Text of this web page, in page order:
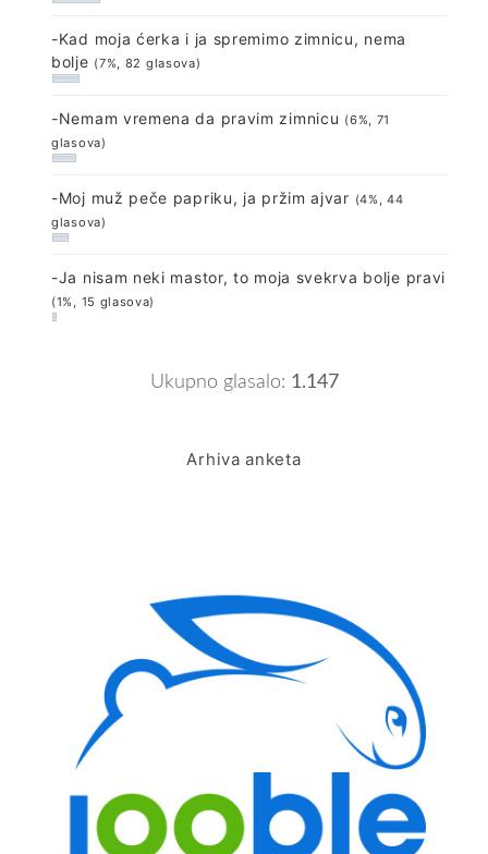
-Kad moja ćerka i ja spremimo zimnicu, nema
bolje (7%, 82 glasova)
-Nemam vremena da pravim zimnicu (6%, 71
glasova)
-Moj muž peče papriku, ja pržim ajvar (4%, 44
glasova)
-Ja nisam neki mastor, to moja svekrva bolje pravi
(1%, 15 glasova)
Ukupno glasalo: 1.147
Arhiva anketa